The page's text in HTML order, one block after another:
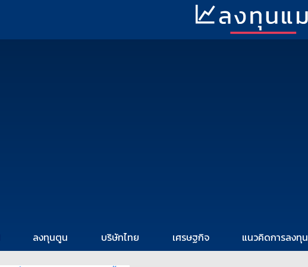
ลงทุนตูน บริษัทไทย เศรษฐกิจ แนวคิดการลงทุน